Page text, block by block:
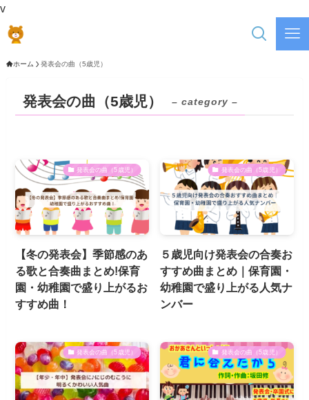
v
ホーム 発表会の曲（5歳児）
発表会の曲（5歳児） – category –
発表会の曲（5歳児）
【冬の発表会】季節感のあ
る歌と合奏曲まとめ!保育
園・幼稚園で盛り上がるお
すすめ曲！
発表会の曲（5歳児）
５歳児向け発表会の合奏お
すすめ曲まとめ｜保育園・
幼稚園で盛り上がる人気ナ
ンバー
発表会の曲（5歳児） 発表会の曲（5歳児）